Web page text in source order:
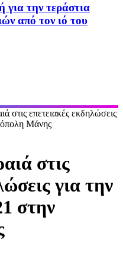
για την τεράστια
από τον ιό του
στις επετειακές εκδηλώσεις
Μάνης
στις
για την
στην